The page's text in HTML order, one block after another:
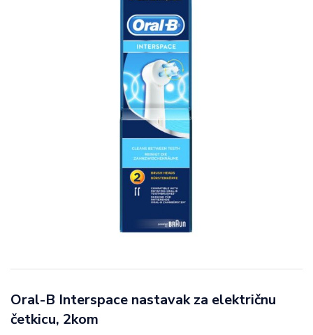
Oral-B Interspace nastavak za električnu
četkicu, 2kom